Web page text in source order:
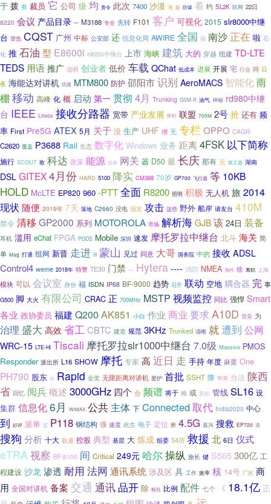
于 拨 有 裁员 它 公司 级 均 责令 此次 7400 沙漠 海 延 防爆 着 约 SL2K 联网 22日
8220 会议 产品目录 一 M3188 专业 先转 F101 客户 可视化 2015 slr8000中继
台 背负 CQST 广州 中标 公安部 还 信息化局 AWIRE 全国 很 南沙 正在 啦 石
化 推 石油 型 E8600i rd620s中继台 上市 海峡 建筑 大的 穿越 组建 TD-LTE
TEDS 用语推广 说明 创业者 低价 车载 QChat 低成本 进展 开展 宅 行业 同 日
夜 海能达对讲机 统建 MTM800 防护 邵阳市识别 AeroMACS 智能化雨
棚 移动 高峰 化 概 启动 第一 贯彻 4月 Trunking GSM-R 油气 神秘 rd980中继
台 IEEE Liteos 接收分路器 宽带 产业发展 即时 联盟 700M 2号 抢 还有 频
率 First Pre5G ATEX 5月 关于 没 生产 UHF 增 无 专栏 OPPO CAGR
C2620 覆盖 P3688 Rail 生态 数字化 Windows 业务 距离4FSK 以下简称
施行 SCOUT 敢 科达 政策 能源 摄像 网关 器 D50 最 长庆 那有 元 双工器 湖南
DSL GITEX4月份 HARD 5100 降实 CM388 70岁 GP700 飞行器 等 10KB
HOLD McLTE EP820 960 -PTT全面 R8200 照明 积极 无人机 旅 2014
现状 随便 2019年 7天 落地 C2660 没电 颁发 攻击 这些 野外 船岸 请友台 410M
禁令 清移 GP2000 系列 MOTOROLA 市场 解析海 GJB 该 24日 装备
耳机 滥用 eChat FPGA PDDS Mobile 深圳 速发 摩托罗拉中继台 北斗 海关 简
单 Mag 打通 组网 新晋 走进 III 蒙山 见过 同意 大哥 国务院 中的 接收 ADSL
Control4 weme 2018年 特警 TE30 门禁 --- Hytera ---- 消防 NMEA 海外 徐 离职 上海
模块 可以 会议室 身份 福 ISDN IP68 BF-9000 趋势 召开 联动 空地 耦合器 完 事
G500 脚 大火 有限公司 CRAC 正 700MHz MSTP 视频监控 同比 强悍 Smart
各业 政协委员 福建 Q200 AK851 小白 作业 商业 要求A10D 背景 为
治理 盛大 高效 省工 CBTC 建造 规范 3KHz Trunked 清晰 就遭到 公网
WRC-15 LTE-Hi Tiscali 摩托罗拉slr1000中继台 7.0级 Massive PMOS
Responder 派出所 L16 SHOW 摩托 专家 高 近日 走 手持 年度 麻栗 One
PH790 股东 小 Rapid 金奖 无限距离对讲机 爱护 首批 SSHT 降 苹果 办法 陕西
省 回忆 阅兵概述 3000GHz 四个 合 频谱 将于 梅 或 新标 管线 SL16 设
集群 信息化6月 WiMAX 公共 主体 下 Connected 取代 India2020 中心
到 好评 派单 怎 P118 钢结构 强 速度 此生 电子 定位 所 4.5G 嘉兴 搜救 EP720 遇
搜狗 分析 十大 轨道 控股 典型 基层 大 炼成 组委 54所 救援 北 6日 仪式
eTRA 视察 BF-8100 间 Critical 249元 哈尔操纵 旅长 键 S565300亿 工
程建设 沙龙 渗透 耐用 法网 通讯系统 涉及区 具 工作 效率 核 14号 厂区 商
用 全国对讲机 备案 交通 通讯品开 除 栎社 比例 配件 七个 《 18.1亿 正